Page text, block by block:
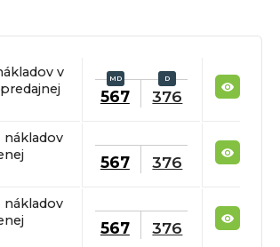
v
567 376
567 376
567 376